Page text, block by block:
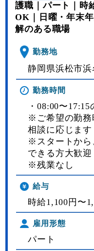
護職｜パート｜時
OK｜日曜・年末
解のある職場
勤務地
静岡県浜松市
勤務時間
・08:00〜
※ご希望の勤務
相談に応じます
※スタートから
できる方大歓迎
※残業なし
給与
時給1,100円〜
雇用形態
パート